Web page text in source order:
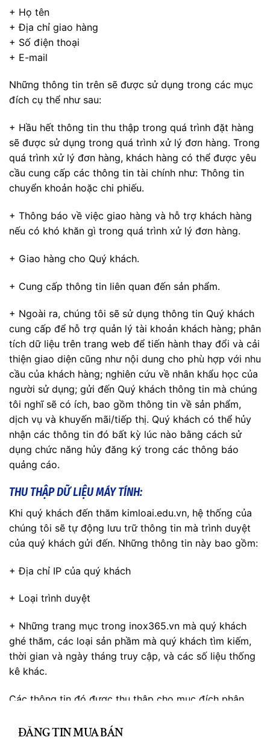
+ Họ tên
+ Địa chỉ giao hàng
+ Số điện thoại
+ E-mail
Những thông tin trên sẽ được sử dụng trong các mục
đích cụ thể như sau:
+ Hầu hết thông tin thu thập trong quá trình đặt hàng
sẽ được sử dụng trong quá trình xử lý đơn hàng. Trong
quá trình xử lý đơn hàng, khách hàng có thể được yêu
cầu cung cấp các thông tin tài chính như: Thông tin
chuyển khoản hoặc chi phiếu.
+ Thông báo về việc giao hàng và hỗ trợ khách hàng
nếu có khó khăn gì trong quá trình xử lý đơn hàng.
+ Giao hàng cho Quý khách.
+ Cung cấp thông tin liên quan đến sản phẩm.
+ Ngoài ra, chúng tôi sẽ sử dụng thông tin Quý khách
cung cấp để hỗ trợ quản lý tài khoản khách hàng; phân
tích dữ liệu trên trang web để tiến hành thay đổi và cải
thiện giao diện cũng như nội dung cho phù hợp với nhu
cầu của khách hàng; nghiên cứu về nhân khẩu học của
người sử dụng; gửi đến Quý khách thông tin mà chúng
tôi nghĩ sẽ có ích, bao gồm thông tin về sản phẩm,
dịch vụ và khuyến mãi/tiếp thị. Quý khách có thể hủy
nhận các thông tin đó bất kỳ lúc nào bằng cách sử
dụng chức năng hủy đăng ký trong các thông báo
quảng cáo.
THU THẬP DỮ LIỆU MÁY TÍNH:
Khi quý khách đến thăm kimloai.edu.vn, hệ thống của
chúng tôi sẽ tự động lưu trữ thông tin mà trình duyệt
của quý khách gửi đến. Những thông tin này bao gồm:
+ Địa chỉ IP của quý khách
+ Loại trình duyệt
+ Những trang mục trong inox365.vn mà quý khách
ghé thăm, các loại sản phầm mà quý khách tìm kiếm,
thời gian và ngày tháng truy cập, và các số liệu thống
kê khác.
Các thông tin đó được thu thập cho mục đích phân
vụ, và sản phẩm mà chúng tôi cung cấp. Những dữ liệu
ĐĂNG TIN MUA BÁN